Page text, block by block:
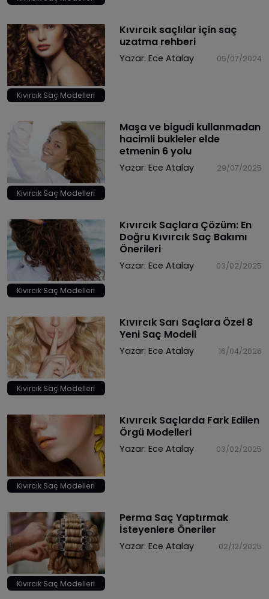
Kıvırcık Saç Modelleri
Kıvırcık saçlılar için saç
uzatma rehberi
Yazar: Ece Atalay 05/07/2024
Kıvırcık Saç Modelleri
​Maşa ve bigudi kullanmadan
hacimli bukleler elde
etmenin 6 yolu
Yazar: Ece Atalay 29/07/2025
Kıvırcık Saç Modelleri
Kıvırcık Saçlara Çözüm: En
Doğru Kıvırcık Saç Bakımı
Önerileri
Yazar: Ece Atalay 03/02/2025
Kıvırcık Saç Modelleri
​Kıvırcık Sarı Saçlara Özel 8
Yeni Saç Modeli
Yazar: Ece Atalay 16/04/2026
Kıvırcık Saç Modelleri
​Kıvırcık Saçlarda Fark Edilen
Örgü Modelleri
Yazar: Ece Atalay 03/02/2025
Kıvırcık Saç Modelleri
Perma Saç Yaptırmak
İsteyenlere Öneriler
Yazar: Ece Atalay 02/12/2025